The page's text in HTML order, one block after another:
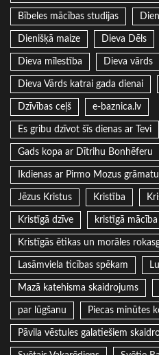
Bībeles mācības studijas
Dienišķā maize Dieva Dēls
Dieva mīlestība Dieva vārds
Dieva Vārds katrai gada dienai
Dzīvības ceļš e-baznica.lv
Es gribu dzīvot šīs dienas ar Tevi
Gads kopa ar Dītrihu Bonhēferu
Ikdienas ar Pirmo Mozus grāmatu
Jēzus Kristus Kristība
Kristīgā dzīve kristīgā mācība
Kristīgās ētikas un morāles
Lasāmviela ticības spēkam
Mazā katehisma skaidrojums
par lūgšanu Piecas minūtes
Pāvila vēstules galatiešiem